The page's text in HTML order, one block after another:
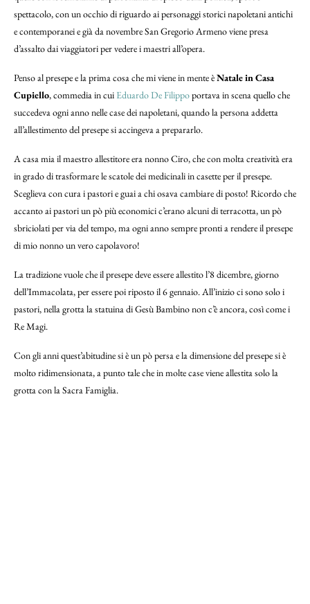
spettacolo, con un occhio di riguardo ai personaggi storici napoletani antichi
e contemporanei e già da novembre San Gregorio Armeno viene presa
d’assalto dai viaggiatori per vedere i maestri all’opera.
Penso al presepe e la prima cosa che mi viene in mente èNatale in Casa
Cupiello, commedia in cui Eduardo De Filippoportava in scena quello che
succedeva ogni anno nelle case dei napoletani, quando la persona addetta
all’allestimento del presepe si accingeva a prepararlo.
A casa mia il maestro allestitore era nonno Ciro, che con molta creatività era
in grado di trasformare le scatole dei medicinali in casette per il presepe.
Sceglieva con cura i pastori e guai a chi osava cambiare di posto! Ricordo che
accanto ai pastori un pò più economici c’erano alcuni di terracotta, un pò
sbriciolati per via del tempo, ma ogni anno sempre pronti a rendere il presepe
di mio nonno un vero capolavoro!
La tradizione vuole che il presepe deve essere allestito l’8 dicembre, giorno
dell’Immacolata, per essere poi riposto il 6 gennaio. All’inizio ci sono solo i
pastori, nella grotta la statuina di Gesù Bambino non c’è ancora, così come i
Re Magi.
Con gli anni quest’abitudine si è un pò persa e la dimensione del presepe si è
molto ridimensionata, a punto tale che in molte case viene allestita solo la
grotta con la Sacra Famiglia.